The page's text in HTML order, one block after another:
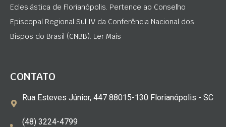
Eclesiástica de Florianópolis. Pertence ao Conselho
Episcopal Regional Sul IV da Conferência Nacional dos
Bispos do Brasil (CNBB). Ler Mais
CONTATO
Rua Esteves Júnior, 447 88015-130 Florianópolis - SC
(48) 3224-4799